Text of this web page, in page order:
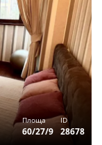
Площа
60/27/9
ID
28678